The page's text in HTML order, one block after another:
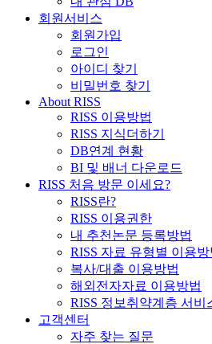
회원서비스
회원가입
로그인
아이디 찾기
비밀번호 찾기
About RISS
RISS 이용방법
RISS 지식더하기
DB연계 현황
BI 및 배너 다운로드
RISS 처음 방문 이세요?
RISS란?
RISS 이용권한
내 추천논문 등록방법
RISS 자료 유형별 이용방
복사/대출 이용방법
해외전자자료 이용방법
RISS 정보취약계층 서비
고객센터
자주 찾는 질문